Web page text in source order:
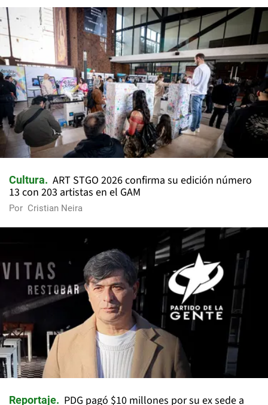
Cultura
ART STGO 2026 confirma su edición número
13 con 203 artistas en el GAM
Por Cristian Neira
Reportaje
PDG pagó $10 millones por su ex sede a